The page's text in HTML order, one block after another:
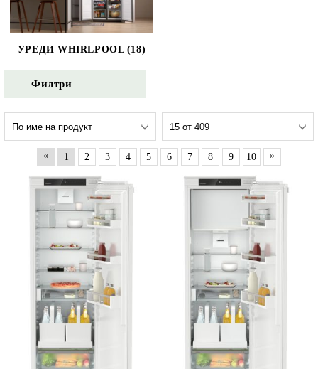
УРЕДИ WHIRLPOOL (18)
Филтри
« 1 2 3 4 5 6 7 8 9 10 »